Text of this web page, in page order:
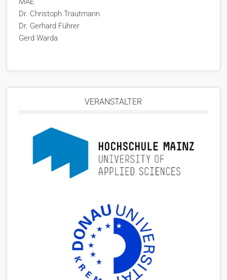
Dr. Christoph Trautmann
Dr. Gerhard Führer
Gerd Warda
VERANSTALTER